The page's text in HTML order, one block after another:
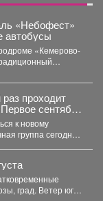
«Небофест»
автобусы
«Кемерово-
проходит
сентября
к новому
группа сегодня
на 5 августа
град. Ветер юго-